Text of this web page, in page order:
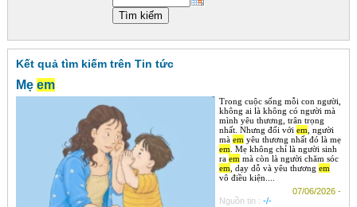
Liên hệ
Tìm kiếm
Kết quả tìm kiếm trên Tin tức
Mẹ em
Trong cuộc sống mỗi con người,
không ai là không có người mà
mình yêu thương, trân trọng
nhất. Nhưng đối với em, người
mà emyêu thương nhất đó là mẹ
em. Mẹ không chỉ là người sinh
ra emmà còn là người chăm sóc
em, dạy dỗ và yêu thương em
vô điều kiện....
07/06/2026 -
Nguồn tin : -/-